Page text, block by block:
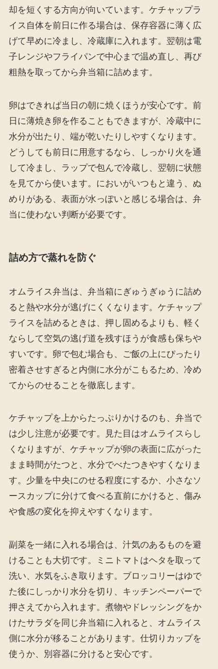
却を短くする方向が向いています。ケチャップラ
イス自体を前日に作る場合は、保存容器に薄く広
げて早めに冷まし、冷蔵庫に入れます。翌朝は電
子レンジやフライパンで中心まで温め直し、再び
粗熱を取ってから弁当箱に詰めます。
卵はできれば当日の朝に焼くほうが安心です。前
日に薄焼き卵を作ることもできますが、冷蔵中に
水分が出たり、端が乾いたりしやすくなります。
どうしても前日に用意するなら、しっかり火を通
して冷まし、ラップで包んで冷蔵し、翌朝に状態
を見てから使います。においがいつもと違う、ぬ
めりがある、表面が水っぽいと感じる場合は、弁
当に使わない判断が必要です。
詰め方で蒸れを防ぐ
オムライス弁当は、弁当箱にぎゅうぎゅうに詰め
ると熱や水分が逃げにくくなります。ケチャップ
ライスを詰めるときは、押し固めるよりも、軽く
ならして空気の逃げ道を残すほうが食感も保ちや
すいです。卵で包む場合も、ご飯の上にぴったり
密着させすぎると内側に水分がこもるため、冷め
てからのせることを徹底します。
ケチャップを上からたっぷりかけるのも、弁当で
は少し注意が必要です。見た目はオムライスらし
くなりますが、ケチャップが卵の表面に広がった
まま時間がたつと、水分でべたつきやすくなりま
す。少量を中央にのせる程度にするか、小さなソ
ースカップに分けて食べる直前にかけると、傷み
や食感の変化を抑えやすくなります。
副菜を一緒に入れる場合は、汁気のあるものを避
けることも大切です。ミニトマトはヘタを取って
洗い、水気をふき取ります。ブロッコリーはゆで
た後にしっかり水分を切り、キッチンペーパーで
押さえてから入れます。煮物やドレッシングをか
けたサラダを同じ弁当箱に入れると、オムライス
側に水分が移ることがあります。仕切りカップを
使うか、別容器に分けると安心です。